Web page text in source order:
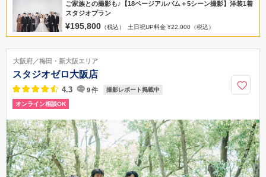
ご家族との撮影も♪【18ページアルバム＋5シーン撮影】洋装1着
スタジオプラン
¥195,800 （税込） 土日祝UP料金 ¥22,000（税込）
大阪府／梅田・新大阪エリア
スタジオゼロ大阪店
4.3 9件 撮影レポート掲載中
オンライン相談OK